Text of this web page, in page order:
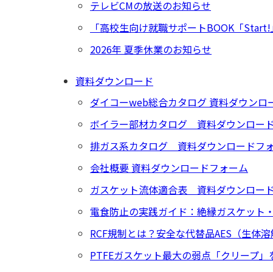
テレビCMの放送のお知らせ
「高校生向け就職サポートBOOK「
2026年 夏季休業のお知らせ
資料ダウンロード
ダイコーweb総合カタログ 資料ダウンロ
ボイラー部材カタログ 資料ダウンロー
排ガス系カタログ 資料ダウンロードフ
会社概要 資料ダウンロードフォーム
ガスケット流体適合表 資料ダウンロー
電食防止の実践ガイド：絶縁ガスケット
RCF規制とは？安全な代替品AES（生
PTFEガスケット最大の弱点「クリープ